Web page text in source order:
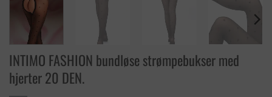
INTIMO FASHION bundløse strømpebukser med
hjerter 20 DEN.